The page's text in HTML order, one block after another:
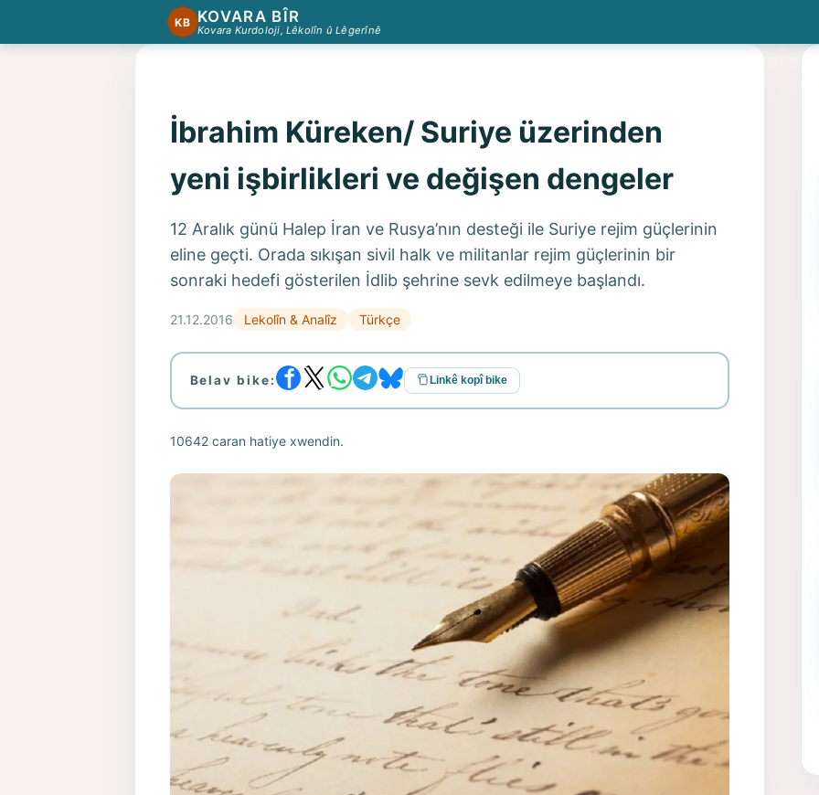
KB KOVARA BÎR
Kovara Kurdoloji, Lêkolîn û Lêgerînê
İbrahim Küreken/ Suriye üzerinden
yeni işbirlikleri ve değişen dengeler
12 Aralık günü Halep İran ve Rusya’nın desteği ile Suriye rejim güçlerinin
eline geçti. Orada sıkışan sivil halk ve militanlar rejim güçlerinin bir
sonraki hedefi gösterilen İdlib şehrine sevk edilmeye başlandı.
21.12.2016 Lekolîn & Analîz Türkçe
Belav bike: Linkê kopî bike
10642 caran hatiye xwendin.